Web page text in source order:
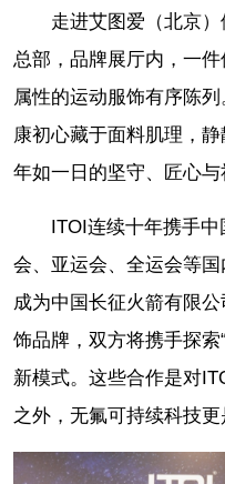
走进艾图爱（北京
总部，品牌展厅内，一
属性的运动服饰有序陈
康初心藏于面料肌理，
年如一日的坚守、匠心与
ITOI连续十年携手
会、亚运会、全运会等国
成为中国长征火箭有限
饰品牌，双方将携手探索
新模式。这些合作是对
之外，无氟可持续科技更